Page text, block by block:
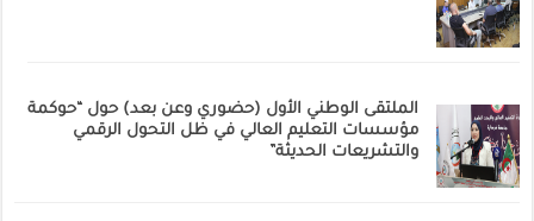
الملتقى الوطني الأول (حضوري وعن بعد) حول “حوكمة
مؤسسات التعليم العالي في ظل التحول الرقمي
والتشريعات الحديثة”